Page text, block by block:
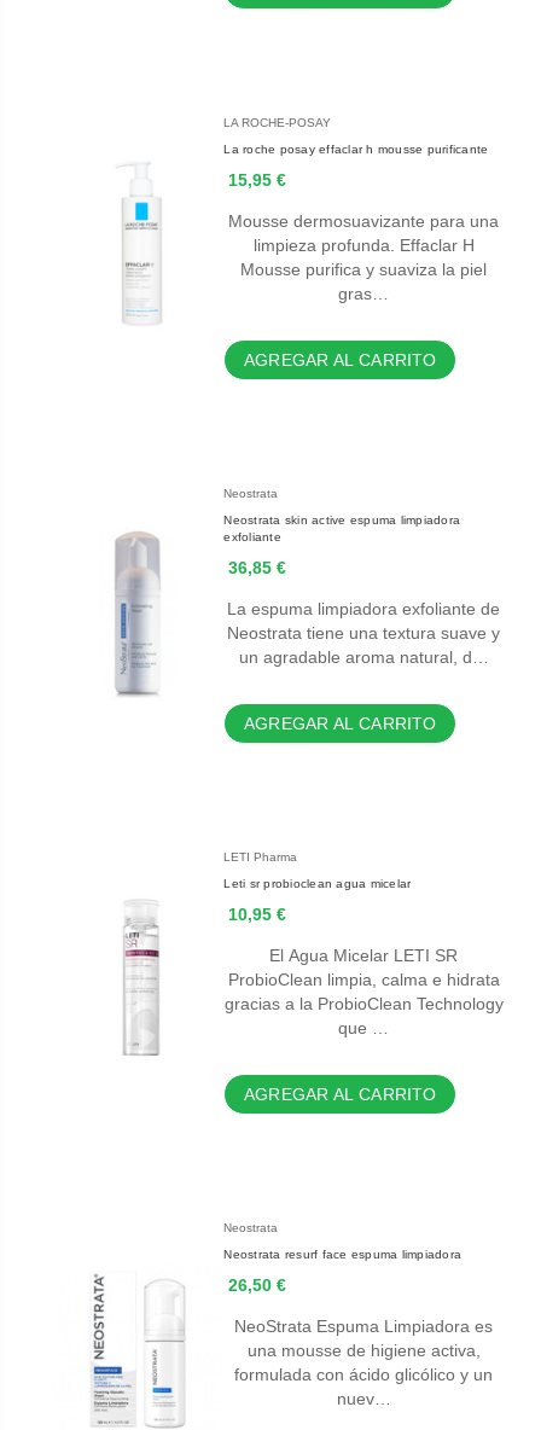
LA ROCHE-POSAY
La roche posay effaclar h mousse purificante
15,95 €
Mousse dermosuavizante para una
limpieza profunda. Effaclar H
Mousse purifica y suaviza la piel
gras…
AGREGAR AL CARRITO
Neostrata
Neostrata skin active espuma limpiadora
exfoliante
36,85 €
La espuma limpiadora exfoliante de
Neostrata tiene una textura suave y
un agradable aroma natural, d…
AGREGAR AL CARRITO
LETI Pharma
Leti sr probioclean agua micelar
10,95 €
El Agua Micelar LETI SR
ProbioClean limpia, calma e hidrata
gracias a la ProbioClean Technology
que …
AGREGAR AL CARRITO
Neostrata
Neostrata resurf face espuma limpiadora
26,50 €
NeoStrata Espuma Limpiadora es
una mousse de higiene activa,
formulada con ácido glicólico y un
nuev…